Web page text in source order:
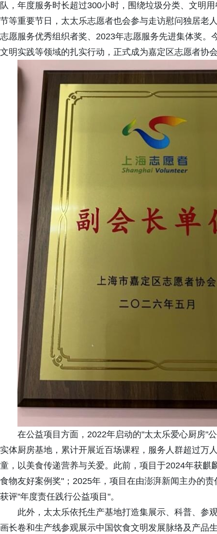
队，年度服务时长超过300小时，围绕垃圾分类、文明
节等重要节日，太太乐志愿者也会参与走访慰问独居老
志愿服务优秀组织者奖、2023年志愿服务先进集体奖
文明实践等领域的扎实行动，正式成为嘉定区志愿者协
在公益项目方面，2022年启动的"太太乐爱心厨房"
实体厨房基地，累计开展近百场课程，服务人群超过万
童，以美食传递营养与关爱。此前，项目于2024年获
食物友好案例奖"；2025年，项目在由澎湃新闻主办的
获评"年度责任践行公益项目"。
此外，太太乐依托生产基地打造集展示、科普、参
画长卷和生产线参观展示中国饮食文明发展脉络及产品